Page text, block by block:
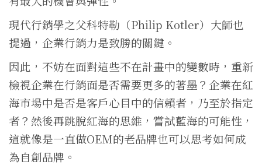
現代行銷學之父科特勒（Philip Kotler）大師也
提過，企業行銷力是致勝的關鍵。
因此，不妨在面對這些不在計畫中的變數時，重新
檢視企業在行銷面是否需要更多的著墨？企業在紅
海市場中是否是客戶心目中的信賴者，乃至於指定
者？然後再跳脫紅海的思維，嘗試藍海的可能性，
這就像是一直做OEM的老品牌也可以思考如何成
為自創品牌。